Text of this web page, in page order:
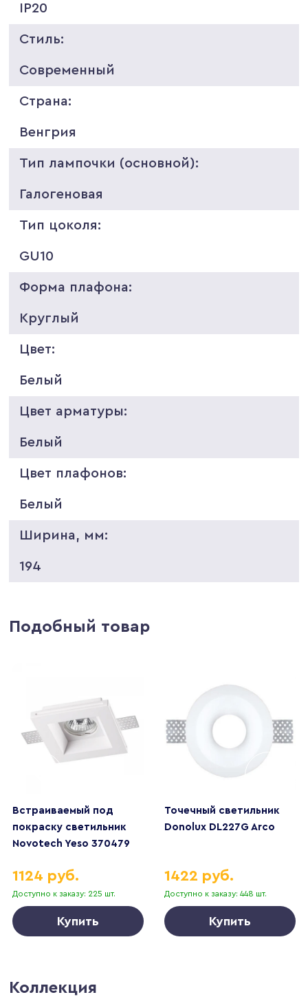
IP20
Стиль:
Современный
Страна:
Венгрия
Тип лампочки (основной):
Галогеновая
Тип цоколя:
GU10
Форма плафона:
Круглый
Цвет:
Белый
Цвет арматуры:
Белый
Цвет плафонов:
Белый
Ширина, мм:
194
Подобный товар
Встраиваемый под
покраску светильник
Novotech Yeso 370479
Доступно к заказу: 225 шт.
1124 руб.
Купить
Точечный светильник
Donolux DL227G Arco
Доступно к заказу: 448 шт.
1422 руб.
Купить
Коллекция